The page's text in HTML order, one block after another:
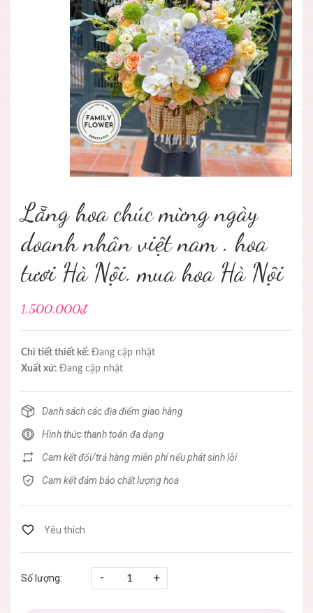
Lẵng hoa chúc mừng ngày
doanh nhân việt nam . hoa
tươi Hà Nội. mua hoa Hà Nội
1.500.000₫
Chi tiết thiết kế: Đang cập nhật
Xuất xứ: Đang cập nhật
Danh sách các địa điểm giao hàng
Hình thức thanh toán đa dạng
Cam kết đổi/trả hàng miễn phí nếu phát sinh lỗi
Cam kết đảm bảo chất lượng hoa
Số lượng: - +